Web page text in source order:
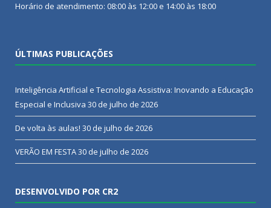
Horário de atendimento: 08:00 às 12:00 e 14:00 às 18:00
ÚLTIMAS PUBLICAÇÕES
Inteligência Artificial e Tecnologia Assistiva: Inovando a Educação
Especial e Inclusiva 30 de julho de 2026
De volta às aulas! 30 de julho de 2026
VERÃO EM FESTA30 de julho de 2026
DESENVOLVIDO POR CR2